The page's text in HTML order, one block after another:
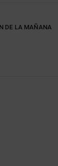
DE LA MAÑANA